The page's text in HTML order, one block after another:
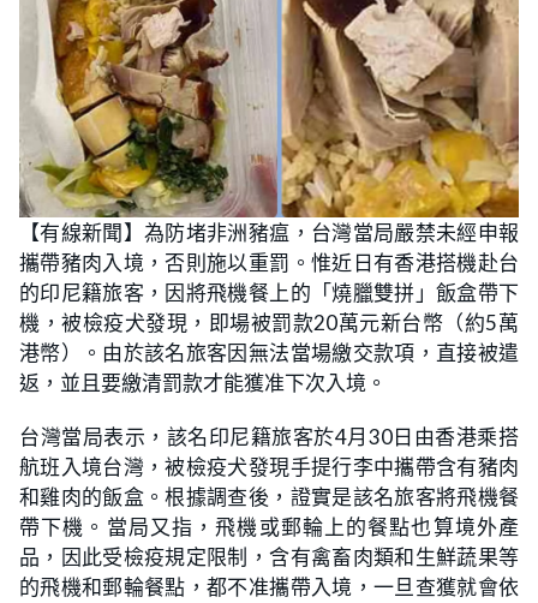
【有線新聞】為防堵非洲豬瘟，台灣當局嚴禁未經申報
攜帶豬肉入境，否則施以重罰。惟近日有香港搭機赴台
的印尼籍旅客，因將飛機餐上的「燒臘雙拼」飯盒帶下
機，被檢疫犬發現，即場被罰款20萬元新台幣（約5萬
港幣）。由於該名旅客因無法當場繳交款項，直接被遣
返，並且要繳清罰款才能獲准下次入境。
台灣當局表示，該名印尼籍旅客於4月30日由香港乘搭
航班入境台灣，被檢疫犬發現手提行李中攜帶含有豬肉
和雞肉的飯盒。根據調查後，證實是該名旅客將飛機餐
帶下機。當局又指，飛機或郵輪上的餐點也算境外產
品，因此受檢疫規定限制，含有禽畜肉類和生鮮蔬果等
的飛機和郵輪餐點，都不准攜帶入境，一旦查獲就會依